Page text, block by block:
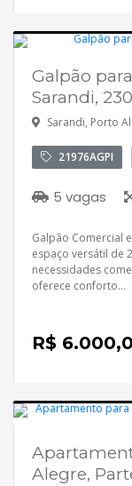
Galpão
Sarandi,
Sarandi, Porto
21976AGPI
5 vagas
Galpão Comercial
espaço versátil de
necessidades
oferece conforto...
R$
Alegre,